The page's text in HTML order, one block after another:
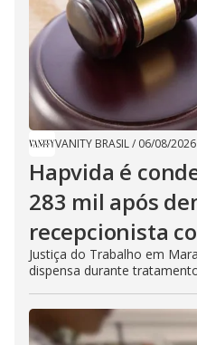
VANITY BRASIL/ 06/08/2026
Hapvida é
283 mil após
recepcionista
Justiça do Trabalho em
dispensa durante